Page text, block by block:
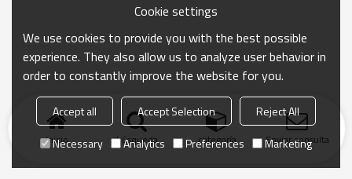
Inicio búsqueda categoría Enviar consulta
Cookie settings
We use cookies to provide you with the best possible
experience. They also allow us to analyze user behavior in
order to constantly improve the website for you.
Accept all Accept Selection
Reject All
Necessary
Analytics Preferences Marketing